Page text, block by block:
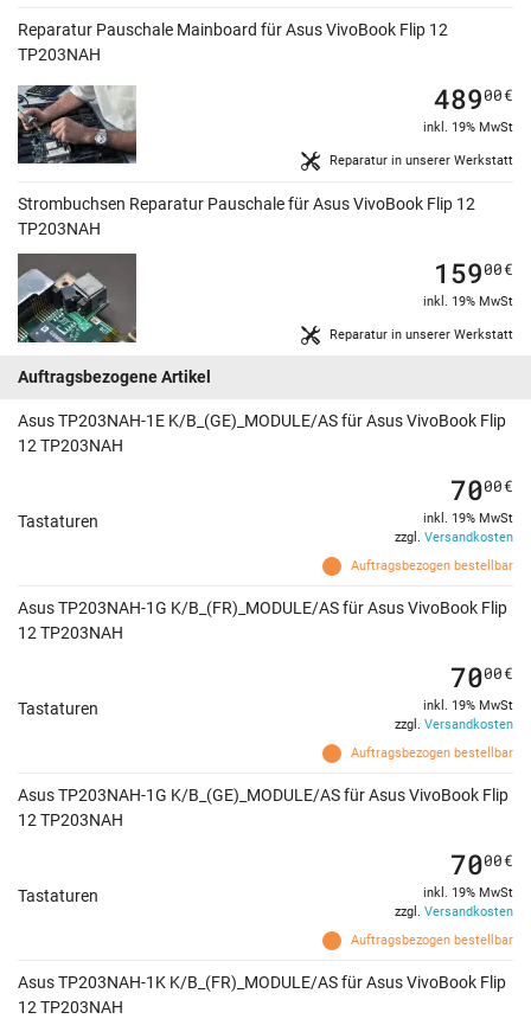
Reparatur Pauschale Mainboard für Asus VivoBook Flip 12
TP203NAH
Reparatur in unserer Werkstatt
48900€
inkl. 19% MwSt
Strombuchsen Reparatur Pauschale für Asus VivoBook Flip 12
TP203NAH
Reparatur in unserer Werkstatt
15900€
inkl. 19% MwSt
Auftragsbezogene Artikel
Asus TP203NAH-1E K/B_(GE)_MODULE/AS für Asus VivoBook Flip
12 TP203NAH
Tastaturen
Auftragsbezogen bestellbar
7000€
inkl. 19% MwSt
zzgl. Versandkosten
Asus TP203NAH-1G K/B_(FR)_MODULE/AS für Asus VivoBook Flip
12 TP203NAH
Tastaturen
Auftragsbezogen bestellbar
7000€
inkl. 19% MwSt
zzgl. Versandkosten
Asus TP203NAH-1G K/B_(GE)_MODULE/AS für Asus VivoBook Flip
12 TP203NAH
Tastaturen
Auftragsbezogen bestellbar
7000€
inkl. 19% MwSt
zzgl. Versandkosten
Asus TP203NAH-1K K/B_(FR)_MODULE/AS für Asus VivoBook Flip
12 TP203NAH